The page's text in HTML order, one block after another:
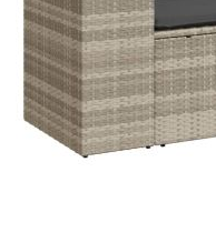
В
Време